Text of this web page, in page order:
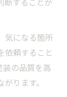
気になる箇所
依頼すること
装の品質を高
ります。